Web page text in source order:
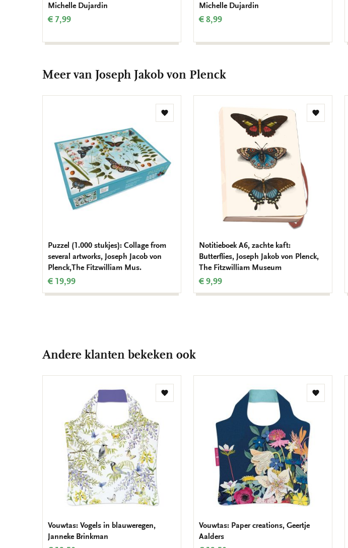
Michelle Dujardin
€ 7,99
Michelle Dujardin
€ 8,99
Meer van Joseph Jakob von Plenck
Toevoegen
Puzzel (1.000 stukjes): Collage from
several artworks, Joseph Jacob von
Plenck,The Fitzwilliam Mus.
€ 19,99
Toevoegen
Notitieboek A6, zachte kaft:
Butterflies, Joseph Jakob von Plenck,
The Fitzwilliam Museum
€ 9,99
Andere klanten bekeken ook
Toevoegen
Vouwtas: Vogels in blauweregen,
Janneke Brinkman
Toevoegen
Vouwtas: Paper creations, Geertje
Aalders